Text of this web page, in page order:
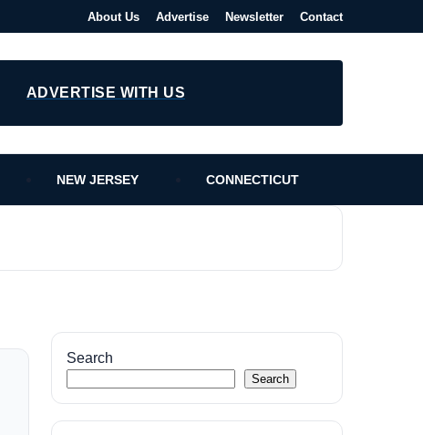
About Us Advertise Newsletter Contact
ADVERTISE WITH US
NEW JERSEY CONNECTICUT
Search
Search